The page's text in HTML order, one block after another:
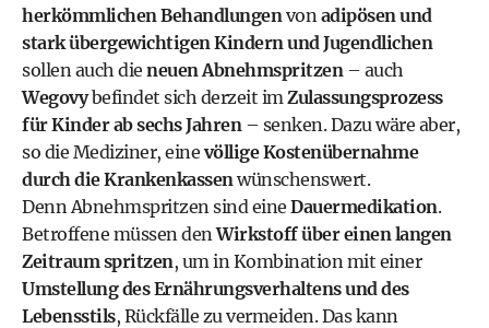
herkömmlichen Behandlungen von adipösen und
stark übergewichtigen Kindern und Jugendlichen
sollen auch die neuen Abnehmspritzen – auch
Wegovybefindet sich derzeit im Zulassungsprozess
für Kinder ab sechs Jahren – senken. Dazu wäre aber,
so die Mediziner, eine völlige Kostenübernahme
durch die Krankenkassen wünschenswert.
Denn Abnehmspritzen sind eine Dauermedikation.
Betroffene müssen denWirkstoff über einen langen
Zeitraum spritzen, um in Kombination mit einer
Umstellung des Ernährungsverhaltens und des
Lebensstils, Rückfälle zu vermeiden. Das kann